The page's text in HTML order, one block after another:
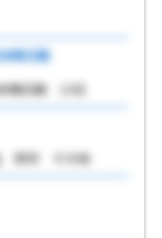
暇日数
暇日数 13日
財形 その他